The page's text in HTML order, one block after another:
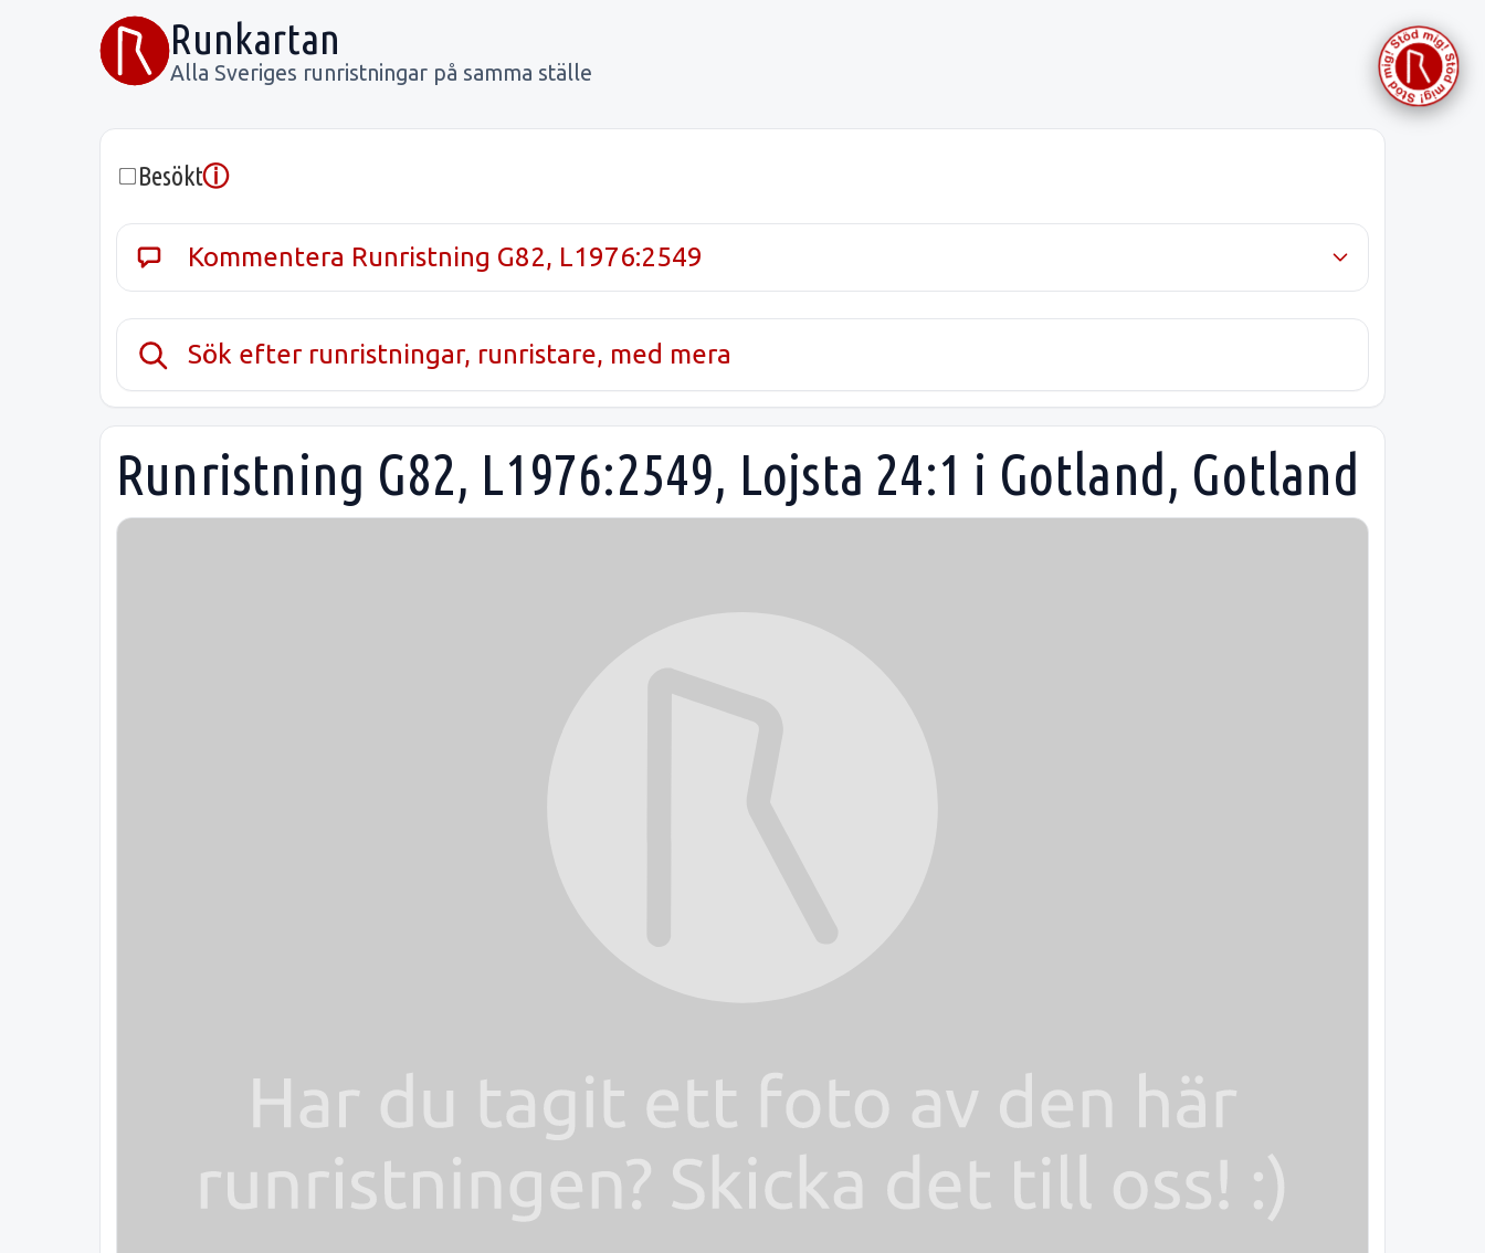
Runkartan
Alla Sveriges runristningar på samma ställe
Besöktⓘ
Kommentera Runristning G82, L1976:2549
Sök efter runristningar, runristare, med mera
Runristning G82, L1976:2549, Lojsta 24:1 i Gotland, Gotland